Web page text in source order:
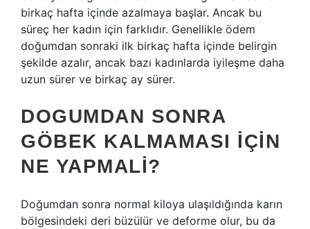
birkaç hafta içinde azalmaya başlar. Ancak bu
süreç her kadın için farklıdır. Genellikle ödem
doğumdan sonraki ilk birkaç hafta içinde belirgin
şekilde azalır, ancak bazı kadınlarda iyileşme daha
uzun sürer ve birkaç ay sürer.
DOGUMDAN SONRA
GÖBEK KALMAMASI IÇIN
NE YAPMALI?
Doğumdan sonra normal kiloya ulaşıldığında karın
bölgesindeki deri büzülür ve deforme olur, bu da